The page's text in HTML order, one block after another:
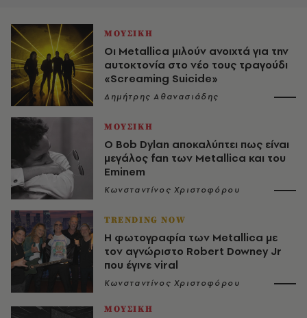
ΜΟΥΣΙΚΗ
Οι Metallica μιλούν ανοιχτά για την
αυτοκτονία στο νέο τους τραγούδι
«Screaming Suicide»
Δημήτρης Αθανασιάδης
ΜΟΥΣΙΚΗ
Ο Bob Dylan αποκαλύπτει πως είναι
μεγάλος fan των Metallica και του
Eminem
Κωνσταντίνος Χριστοφόρου
TRENDING NOW
Η φωτογραφία των Metallica με
τον αγνώριστο Robert Downey Jr
που έγινε viral
Κωνσταντίνος Χριστοφόρου
ΜΟΥΣΙΚΗ